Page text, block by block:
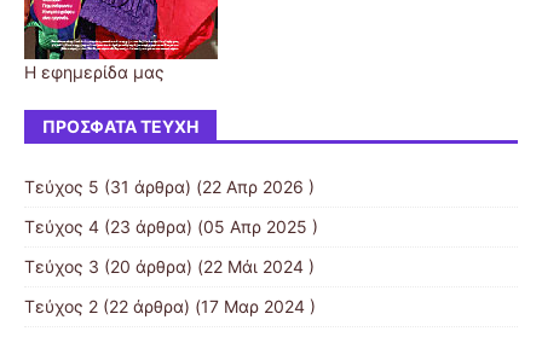
Η εφημερίδα μας
ΠΡΌΣΦΑΤΑ ΤΕΎΧΗ
Τεύχος 5 (31 άρθρα) (22 Απρ 2026 )
Τεύχος 4 (23 άρθρα) (05 Απρ 2025 )
Τεύχος 3 (20 άρθρα) (22 Μάι 2024 )
Τεύχος 2 (22 άρθρα) (17 Μαρ 2024 )